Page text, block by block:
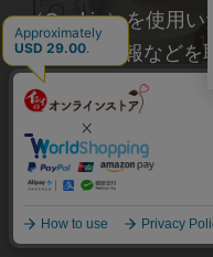
【送料無料】京都舞コー
ープ 10袋（常温品）｜ギ
トにもおすすめ
夏祭り3％OFF
￥ 5,238（税
（Cookie）を使用い
歴や属性情報などを
個人情報を特定する
細に関しては「
プ
ください。